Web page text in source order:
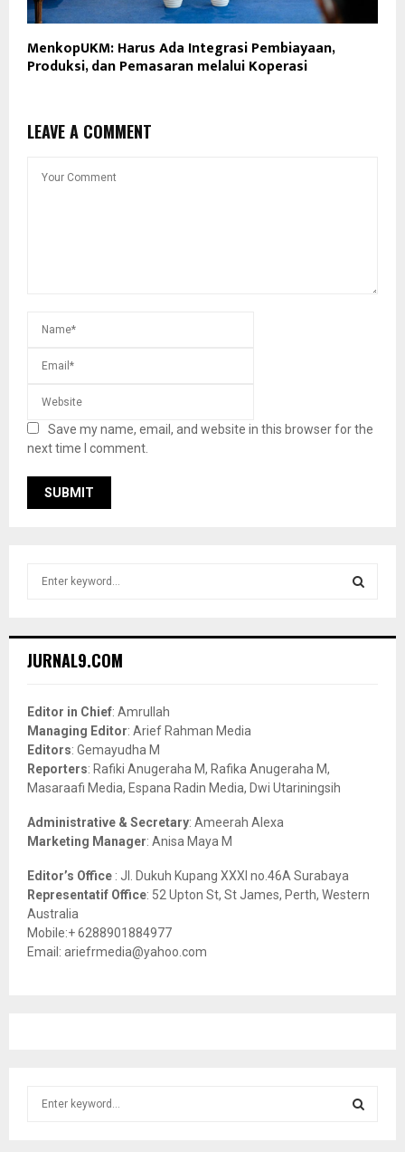
MenkopUKM: Harus Ada Integrasi Pembiayaan,
Produksi, dan Pemasaran melalui Koperasi
LEAVE A COMMENT
Save my name, email, and website in this browser for the
next time I comment.
h
o
r
:
JURNAL9.COM
Editor in Chief: Amrullah
Managing Editor: Arief Rahman Media
Editors: Gemayudha M
Reporters: Rafiki Anugeraha M, Rafika Anugeraha M,
Masaraafi Media, Espana Radin Media, Dwi Utariningsih
Administrative & Secretary: Ameerah Alexa
Marketing Manager: Anisa Maya M
Editor’s Office : Jl. Dukuh Kupang XXXI no.46A Surabaya
Representatif Office: 52 Upton St, St James, Perth, Western
Australia
Mobile:+ 6288901884977
Email: ariefrmedia@yahoo.com